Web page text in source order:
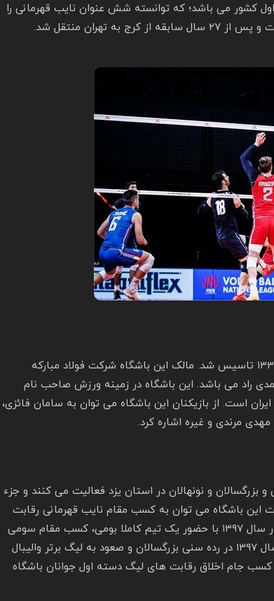
کشور می باشد؛ که توانسته شش عنوان نایب قهرمانی را
منتقل شد.
باشگاه والیبال فولاد مبارکه سپاهان اصفهان در تاریخ مهر ۱۳۳۲ تاسیس شد. مالک این باشگاه شرکت فولاد مبارکه
راد می باشد. این باشگاه در زمینه ورزش صاحب‌ نام
است. از بازیکنان این باشگاه می توان به سامان فائزی،
مهدی مرندی و غیره اشاره کرد.
بزرگسالان و نونهالان در استان یزد فعالیت می کنند و جزء
این باشگاه می توان به کسب مقام نایب قهرمانی رقابت‌
های نوجوانان در لیگ دسته اول، والیبال باشگاه‌ های کشور در سال ۱۳۹۷ با حضور یک تیم کاملا بومی، کسب مقام سومی
در رقابت‌ های لیگ دسته اول والیبال باشگاه‌ های کشور در سال ۱۳۹۷ در رده سنی بزرگسالان و صعود به لیگ برتر والیبال
جام اخلاق رقابت‌ های لیگ دسته اول جوانان باشگاه‌